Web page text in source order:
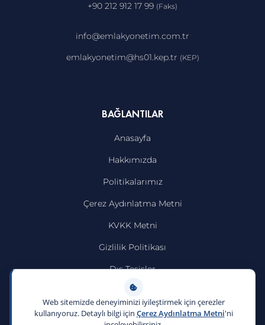
+90 212 912 17 99 (Faks)
info@emlakyonetim.com.tr
emlakyonetim@hs01.kep.tr (KEP)
BAĞLANTILAR
Anasayfa
Hakkımızda
Politikalarımız
Çerez Aydınlatma Metni
KVKK Metni
Gizlilik Politikası
Dış Tesisler
İletişim
Web sitemizde deneyiminizi iyileştirmek için çerezler
kullanıyoruz. Detaylı bilgi için Çerez Aydınlatma Metni'ni